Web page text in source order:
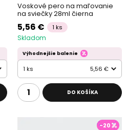
Voskové pero na maľovanie
na sviečky 28ml čierna
5,56 € 1 ks
Skladom
Výhodnejšie balenie
1 ks 5,56 €
DO KOŠÍKA
-20